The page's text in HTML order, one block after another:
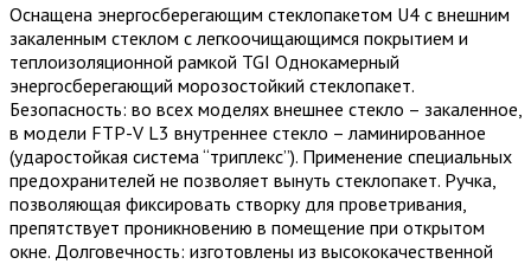
Оснащена энергосберегающим стеклопакетом U4 с внешним
закаленным стеклом с легкоочищающимся покрытием и
теплоизоляционной рамкой TGI Однокамерный
энергосберегающий морозостойкий стеклопакет.
Безопасность: во всех моделях внешнее стекло – закаленное,
в модели FTP-V L3 внутреннее стекло – ламинированное
(ударостойкая система “триплекс”). Применение специальных
предохранителей не позволяет вынуть стеклопакет. Ручка,
позволяющая фиксировать створку для проветривания,
препятствует проникновению в помещение при открытом
окне. Долговечность: изготовлены из высококачественной